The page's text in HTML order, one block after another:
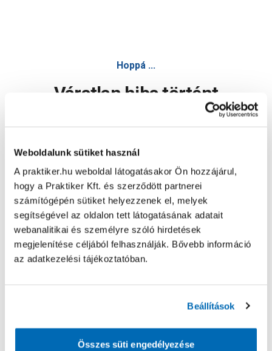
Weboldalunk sütiket használ
A praktiker.hu weboldal látogatásakor Ön hozzájárul,
hogy a Praktiker Kft. és szerződött partnerei
számítógépén sütiket helyezzenek el, melyek
segítségével az oldalon tett látogatásának adatait
webanalitikai és személyre szóló hirdetések
megjelenítése céljából felhasználják. Bővebb információ
az adatkezelési tájékoztatóban.
Beállítások
Összes süti engedélyezése
Hoppá ...
Váratlan hiba történt
Oldal újratöltése